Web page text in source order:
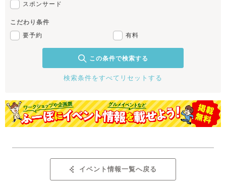
スポンサード
こだわり条件
要予約
有料
この条件で検索する
検索条件をすべてリセットする
イベント情報一覧へ戻る